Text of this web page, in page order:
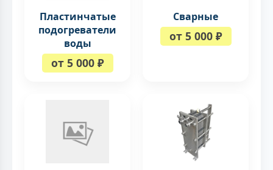
Пластинчатые
подогреватели
воды
от 5 000 ₽
Сварные
от 5 000 ₽